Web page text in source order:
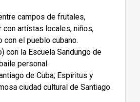
campos de frutales,
con artistas locales, niños,
el pueblo cubano.
con la Escuela Sandungo de
personal.
de Cuba; Espíritus y
ciudad cultural de Santiago